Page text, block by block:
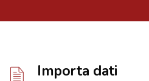
Importa dati